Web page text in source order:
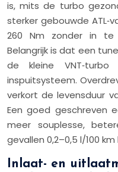
is, mits de turbo
sterker gebouwde
260 Nm zonder in te
Belangrijk is dat een
de kleine
inspuitsysteem.
verkort de levensduur
Een goed geschreven
meer souplesse,
gevallen 0,2–0,5 l/100
Inlaat- en